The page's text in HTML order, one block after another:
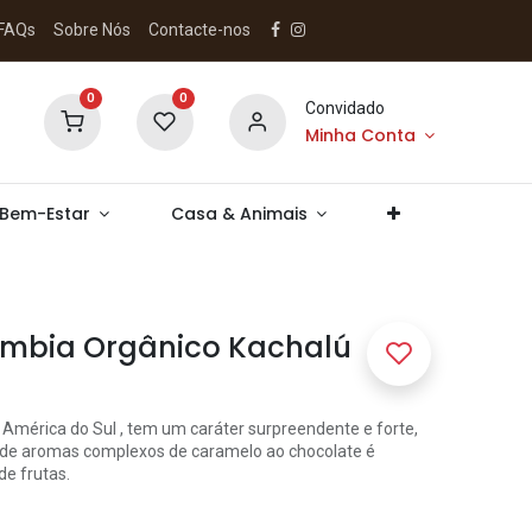
FAQs Sobre Nós Contacte-nos
0 0
Convidado
Minha Conta
Estar Casa & Animais
Orgânico Kachalú
do Sul , tem um caráter surpreendente e forte,
aromas complexos de caramelo ao chocolate é
frutas.